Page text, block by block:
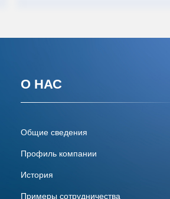
О НАС
Общие сведения
Профиль компании
История
Примеры сотрудничества